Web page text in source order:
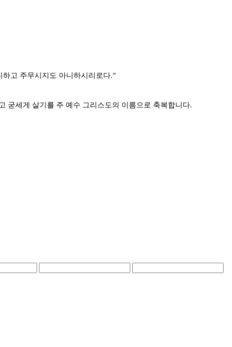
고 주무시지도 아니하시리로다.”
굳세게 살기를 주 예수 그리스도의 이름으로 축복합니다.